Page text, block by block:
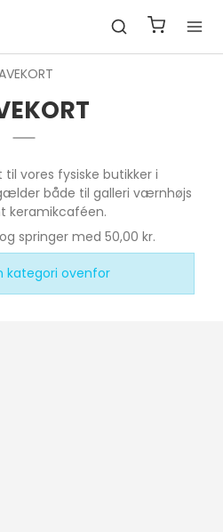
vores fysiske butikker i
både til galleri værnhøjs
keramikcaféen.
springer med 50,00 kr.
kategori ovenfor